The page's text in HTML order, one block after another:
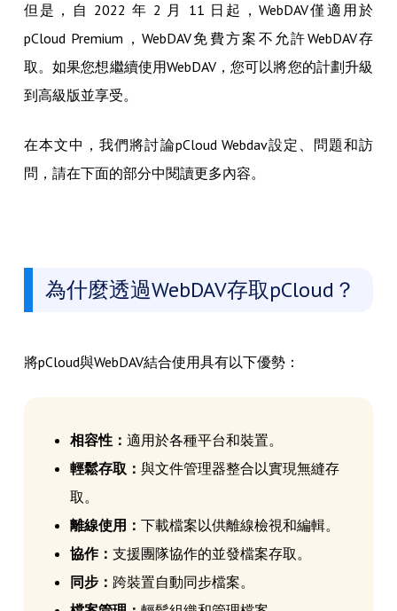
但是，自 2022 年 2 月 11 日起，WebDAV僅適用於
pCloud Premium，W​​ebDAV免費方案不允許WebDAV存
取。如果您想繼續使用WebDAV，您可以將您的計劃升級
到高級版並享受。
在本文中，我們將討論pCloud Webdav設定、問題和訪
問，請在下面的部分中閱讀更多內容。
為什麼透過WebDAV存取pCloud？
將pCloud與WebDAV結合使用具有以下優勢：
相容性： 適用於各種平台和裝置。
輕鬆存取： 與文件管理器整合以實現無縫存
取。
離線使用： 下載檔案以供離線檢視和編輯。
協作： 支援團隊協作的並發檔案存取。
同步： 跨裝置自動同步檔案。